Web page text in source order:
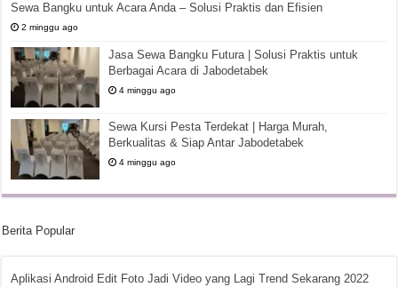
Sewa Bangku untuk Acara Anda – Solusi Praktis dan Efisien
2 minggu ago
Jasa Sewa Bangku Futura | Solusi Praktis untuk
Berbagai Acara di Jabodetabek
4 minggu ago
Sewa Kursi Pesta Terdekat | Harga Murah,
Berkualitas & Siap Antar Jabodetabek
4 minggu ago
Berita Popular
Aplikasi Android Edit Foto Jadi Video yang Lagi Trend Sekarang 2022